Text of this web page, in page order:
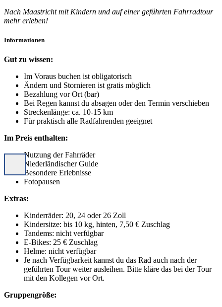
Nach Maastricht mit Kindern und auf einer geführten Fahrradtour
mehr erleben!
Informationen
Gut zu wissen:
Im Voraus buchen ist obligatorisch
Ändern und Stornieren ist gratis möglich
Bezahlung vor Ort (bar)
Bei Regen kannst du absagen oder den Termin verschieben
Streckenlänge: ca. 10-15 km
Für praktisch alle Radfahrenden geeignet
Im Preis enthalten:
Nutzung der Fahrräder
Niederländischer Guide
Besondere Erlebnisse
Fotopausen
Extras:
Kinderräder: 20, 24 oder 26 Zoll
Kindersitze: bis 10 kg, hinten, 7,50 € Zuschlag
Tandems: nicht verfügbar
E-Bikes: 25 € Zuschlag
Helme: nicht verfügbar
Je nach Verfügbarkeit kannst du das Rad auch nach der
geführten Tour weiter ausleihen. Bitte kläre das bei der Tour
mit den Kollegen vor Ort.
Gruppengröße: